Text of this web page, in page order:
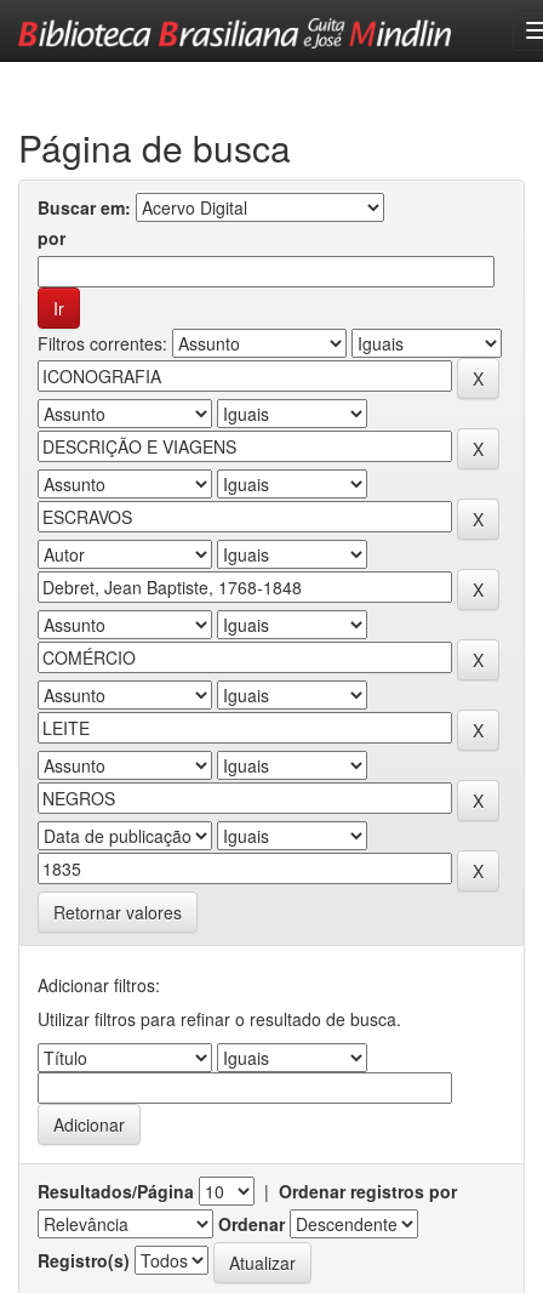
Página de busca
Buscar em:
por
Filtros correntes:
Retornar valores
Adicionar filtros:
Utilizar filtros para refinar o resultado de busca.
Resultados/Página | Ordenar registros por
Ordenar
Registro(s)